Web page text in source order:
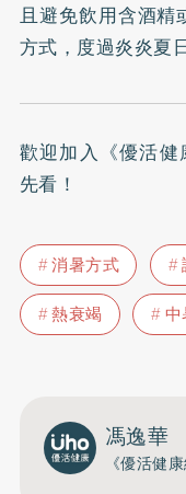
且避免飲用含酒精
方式，度過炎炎夏日
歡迎加入 《優活
先看！
消暑方式
熱衰竭
馮逸華
《優活健